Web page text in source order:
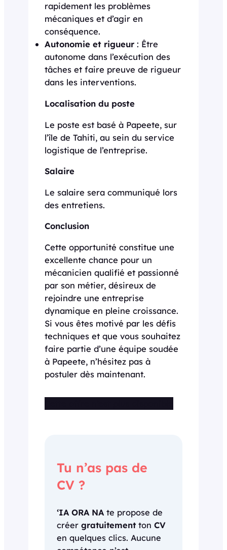
rapidement les problèmes
mécaniques et d’agir en
conséquence.
Autonomie et rigueur : Être
autonome dans l’exécution des
tâches et faire preuve de rigueur
dans les interventions.
Localisation du poste
Le poste est basé à Papeete, sur
l’île de Tahiti, au sein du service
logistique de l’entreprise.
Salaire
Le salaire sera communiqué lors
des entretiens.
Conclusion
Cette opportunité constitue une
excellente chance pour un
mécanicien qualifié et passionné
par son métier, désireux de
rejoindre une entreprise
dynamique en pleine croissance.
Si vous êtes motivé par les défis
techniques et que vous souhaitez
faire partie d’une équipe soudée
à Papeete, n’hésitez pas à
postuler dès maintenant.
Tu n’as pas de
CV ?
‘IA ORA NA te propose de
créer gratuitementton CV
en quelques clics. Aucune